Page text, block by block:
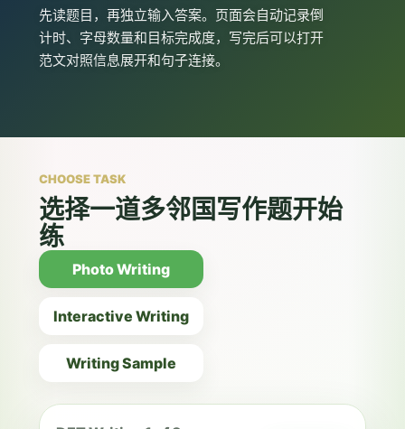
先读题目，再独立输入答案。页面会自动记录倒
计时、字母数量和目标完成度，写完后可以打开
范文对照信息展开和句子连接。
CHOOSE TASK
选择一道多邻国写作题开始
练
Photo Writing
Interactive Writing
Writing Sample